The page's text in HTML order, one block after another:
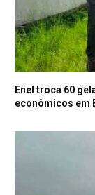
Enel troca 60
econômicos em